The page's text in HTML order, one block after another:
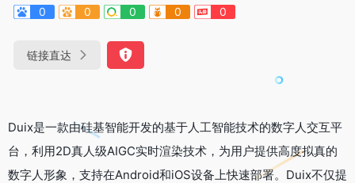
0
0 0 0 0
链接直达
Duix是一款由硅基智能开发的基于人工智能技术的数字人交互平
台，利用2D真人级AIGC实时渲染技术，为用户提供高度拟真的
数字人形象，支持在Android和iOS设备上快速部署。Duix不仅提